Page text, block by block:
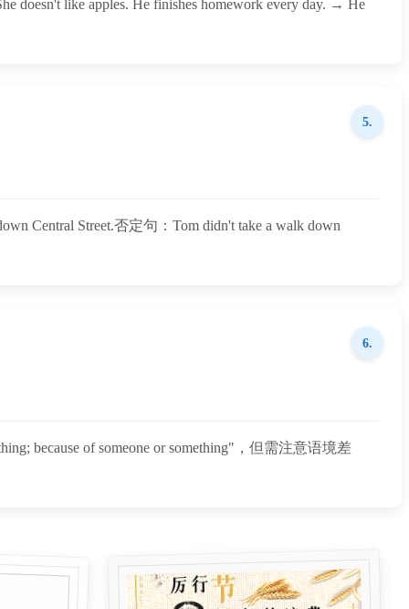
like apples. ‌He‌ finishes homework every day. → ‌He‌
5.
Central Street.否定句：Tom didn't take a walk down
6.
because of someone or something"，但需注意语境差